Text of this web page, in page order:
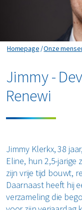
Homepage Onze
Jimmy -
Renewi
Jimmy Klerkx, 38
Eline, hun 2,5-
zijn vrije tijd bouwt,
Daarnaast heeft hij
verzameling die